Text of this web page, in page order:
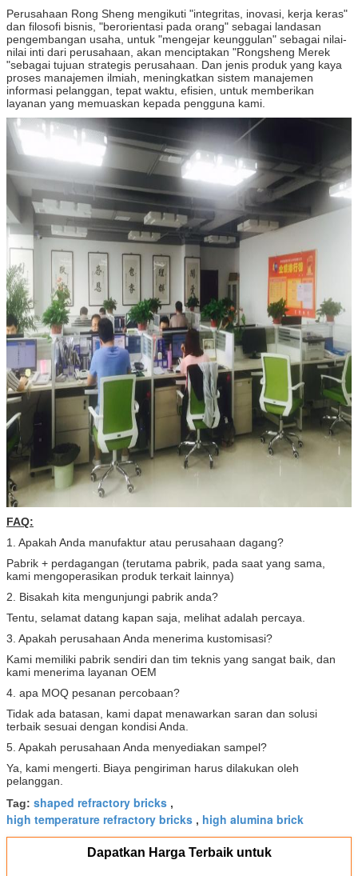
Perusahaan Rong Sheng mengikuti "integritas, inovasi, kerja keras"
dan filosofi bisnis, "berorientasi pada orang" sebagai landasan
pengembangan usaha, untuk "mengejar keunggulan" sebagai nilai-
nilai inti dari perusahaan, akan menciptakan "Rongsheng Merek
"sebagai tujuan strategis perusahaan. Dan jenis produk yang kaya
proses manajemen ilmiah, meningkatkan sistem manajemen
informasi pelanggan, tepat waktu, efisien, untuk memberikan
layanan yang memuaskan kepada pengguna kami.
FAQ:
1. Apakah Anda manufaktur atau perusahaan dagang?
Pabrik + perdagangan (terutama pabrik, pada saat yang sama,
kami mengoperasikan produk terkait lainnya)
2. Bisakah kita mengunjungi pabrik anda?
Tentu, selamat datang kapan saja, melihat adalah percaya.
3. Apakah perusahaan Anda menerima kustomisasi?
Kami memiliki pabrik sendiri dan tim teknis yang sangat baik, dan
kami menerima layanan OEM
4. apa MOQ pesanan percobaan?
Tidak ada batasan, kami dapat menawarkan saran dan solusi
terbaik sesuai dengan kondisi Anda.
5. Apakah perusahaan Anda menyediakan sampel?
Ya, kami mengerti. Biaya pengiriman harus dilakukan oleh
pelanggan.
Tag: shaped refractory bricks ,
high temperature refractory bricks , high alumina brick
Dapatkan Harga Terbaik untuk